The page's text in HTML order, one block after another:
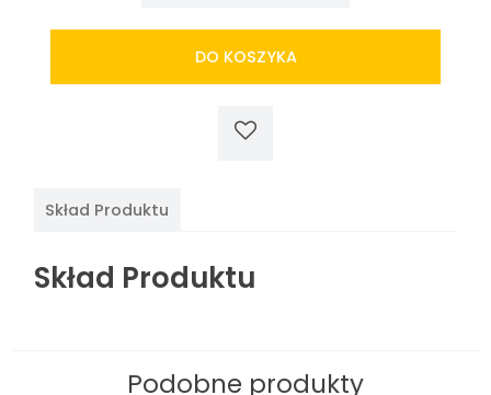
do
czyszczenia
woka
DO KOSZYKA
Skład Produktu
Skład Produktu
Podobne produkty